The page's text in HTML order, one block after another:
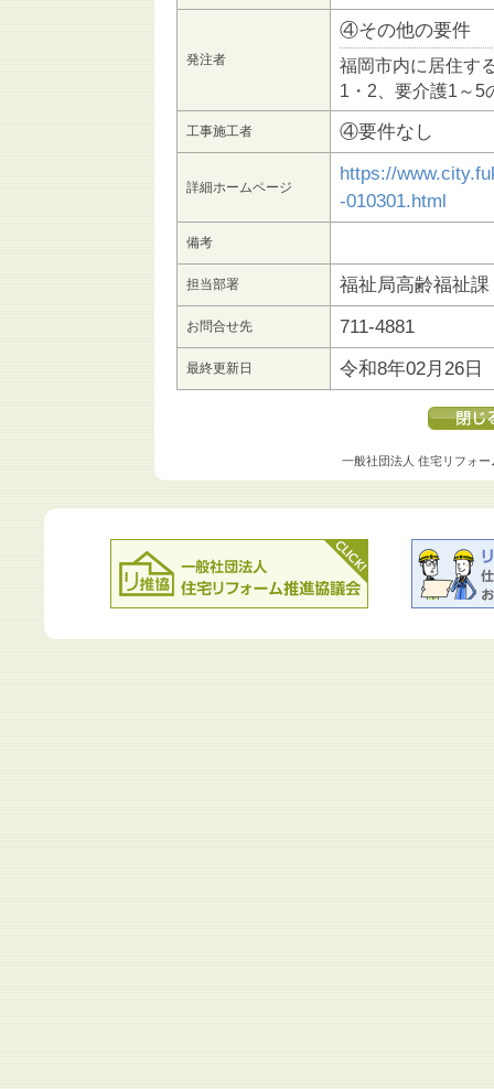
発注者
④その他の要件
福岡市内に居住す
1・2、要介護1～5
工事施工者 ④要件なし
詳細ホームページ
https://
-010301.html
備考
担当部署 福祉局高齢福祉課
お問合せ先 711-4881
最終更新日 令和8年02月26日
一般社団法人 住宅リフォー